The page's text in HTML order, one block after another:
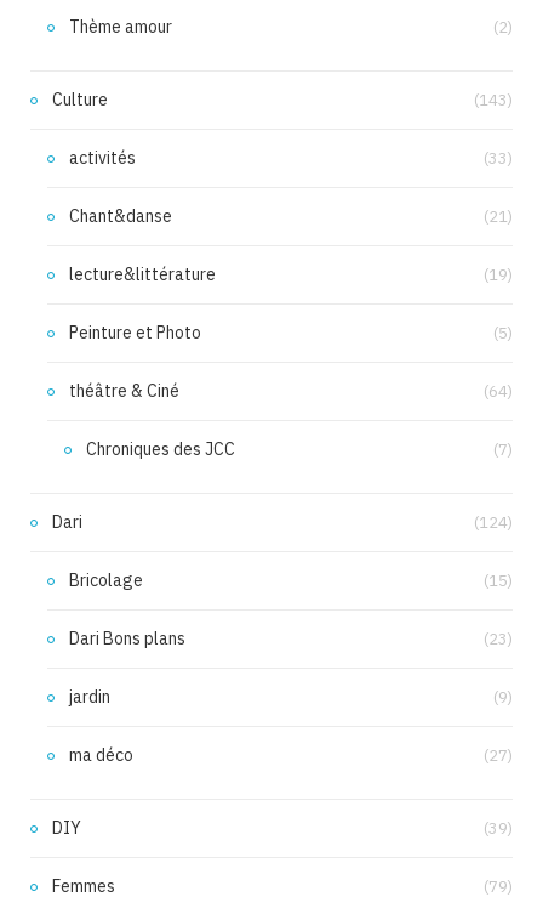
Thème amour (2)
Culture (143)
activités (33)
Chant&danse (21)
lecture&littérature (19)
Peinture et Photo (5)
théâtre & Ciné (64)
Chroniques des JCC (7)
Dari (124)
Bricolage (15)
Dari Bons plans (23)
jardin (9)
ma déco (27)
DIY (39)
Femmes (79)